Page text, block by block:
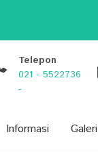
Telepon
021 - 5522736
-
Informasi Galeri